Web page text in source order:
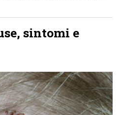
sintomi e